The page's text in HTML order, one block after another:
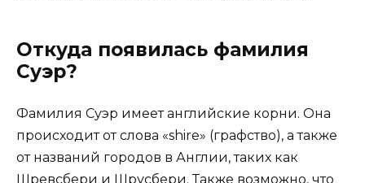
Откуда появилась фамилия
Суэр?
Фамилия Суэр имеет английские корни. Она
происходит от слова «shire» (графство), а также
от названий городов в Англии, таких как
Шревсбери и Шрусбери. Также возможно, что